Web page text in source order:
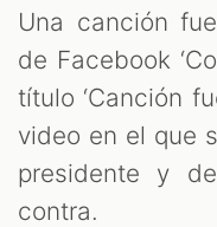
Una canción fue
de Facebook
título ‘Canción
video en el que
presidente y
contra.